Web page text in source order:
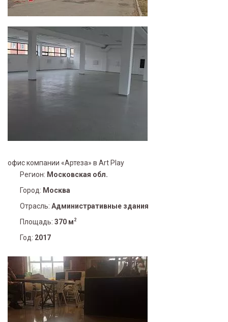
офис компании «Артеза» в Art Play
Регион: Московская обл.
Город: Москва
Отрасль: Административные здания
Площадь: 370 м 2
Год: 2017